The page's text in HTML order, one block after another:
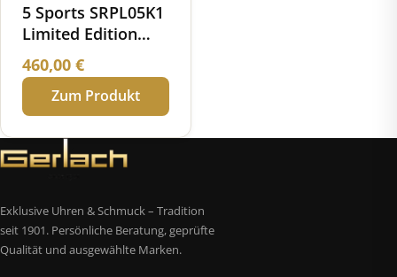
5 Sports SRPL05K1
Limited Edition
1968 Recreation
460,00 €
Zum Produkt
Exklusive Uhren & Schmuck – Tradition
seit 1901. Persönliche Beratung, geprüfte
Qualität und ausgewählte Marken.